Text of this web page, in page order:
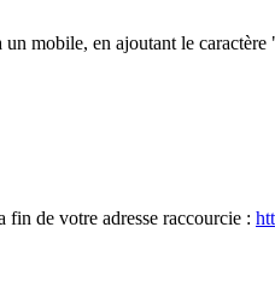
mobile, en ajoutant le
fin de votre adresse raccourcie :